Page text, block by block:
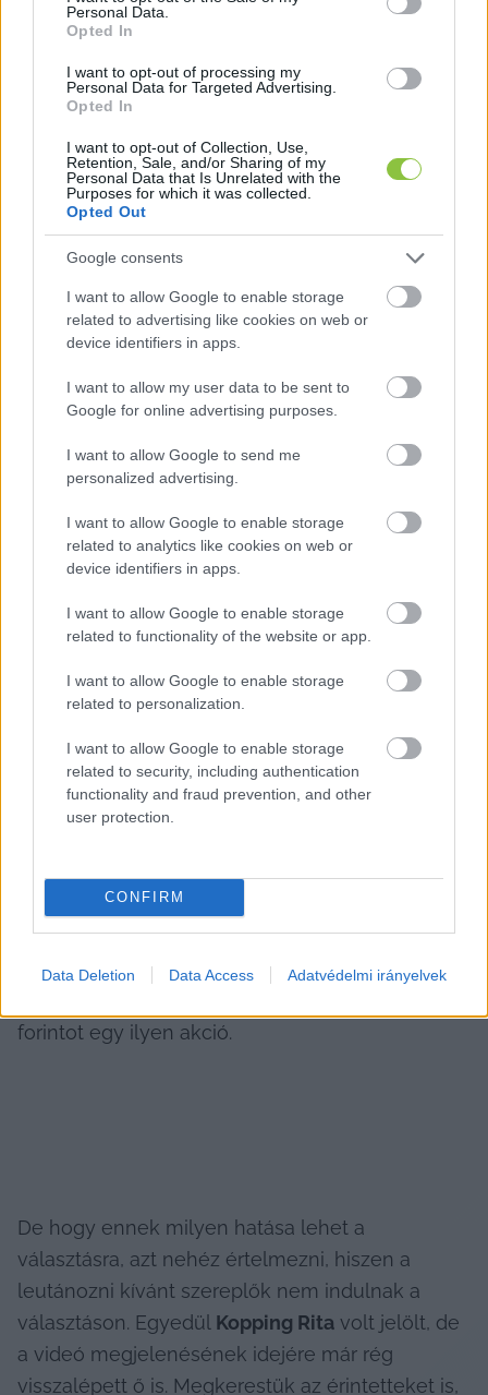
Personal Data.
Opted In
I want to opt-out of processing my
Personal Data for Targeted Advertising.
Opted In
I want to opt-out of Collection, Use,
Retention, Sale, and/or Sharing of my
Personal Data that Is Unrelated with the
Purposes for which it was collected.
Opted Out
Google consents
I want to allow Google to enable storage
related to advertising like cookies on web or
device identifiers in apps.
I want to allow my user data to be sent to
Google for online advertising purposes.
I want to allow Google to send me
personalized advertising.
I want to allow Google to enable storage
related to analytics like cookies on web or
device identifiers in apps.
I want to allow Google to enable storage
related to functionality of the website or app.
I want to allow Google to enable storage
related to personalization.
I want to allow Google to enable storage
related to security, including authentication
functionality and fraud prevention, and other
user protection.
CONFIRM
Data Deletion Data Access Adatvédelmi irányelvek
„Tudom, Álekszándrá.”
Ha ez így valóban elhangzott volna, akár komoly
amennyiben a DK-nál még bárminek vannak
mégsem áll össze az egész. A mondatok
beszélgetés végére érünk, inkább egy rosszul
felolvasott szöveg érzetét kelti, mint egy valódi
mint inkább nevetséges.
Távol-keteli érdeklődés
A videó alatti reakciók legalább annyira
érdekesek, mint maga a hangfelvétel. A lájkolók
és megosztók között feltűnően sok a nem
nemzetközi spamhálózatot, mint egy helyi
közéleti vitát. A több tízezres elérés így nem
feltétlenül azt jelenti, hogy Kecskemét rákapott
a sztorira és valós érdeklődés alakult ki, sokkal
forintot egy ilyen akció.
De hogy ennek milyen hatása lehet a
választásra, azt nehéz értelmezni, hiszen a
leutánozni kívánt szereplők nem indulnak a
választáson. Egyedül Kopping Rita volt jelölt, de
a videó megjelenésének idejére már rég
visszalépett ő is. Megkerestük az érintetteket is,